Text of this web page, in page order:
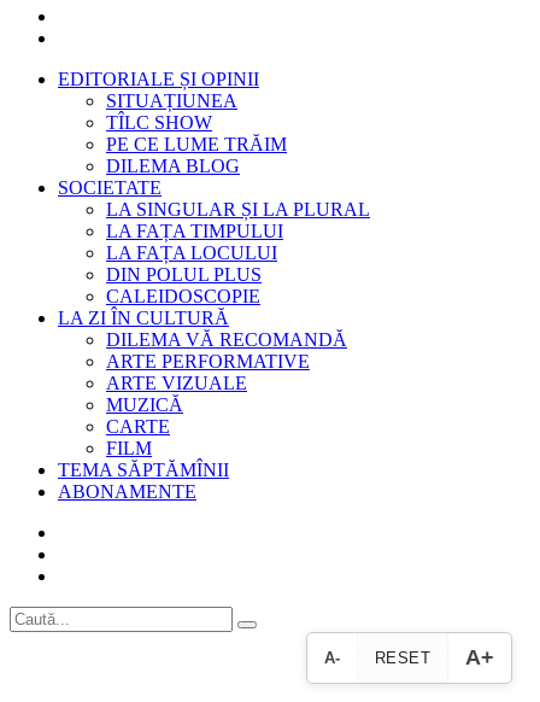
EDITORIALE ȘI OPINII
SITUAȚIUNEA
TÎLC SHOW
PE CE LUME TRĂIM
DILEMA BLOG
SOCIETATE
LA SINGULAR ȘI LA PLURAL
LA FAȚA TIMPULUI
LA FAȚA LOCULUI
DIN POLUL PLUS
CALEIDOSCOPIE
LA ZI ÎN CULTURĂ
DILEMA VĂ RECOMANDĂ
ARTE PERFORMATIVE
ARTE VIZUALE
MUZICĂ
CARTE
FILM
TEMA SĂPTĂMÎNII
ABONAMENTE
A- RESET A+